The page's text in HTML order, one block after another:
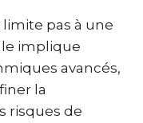
limite pas à une
implique
avancés,
la
risques de